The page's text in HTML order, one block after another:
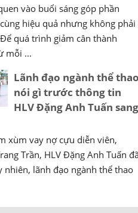
vào buổi sáng góp phần
hiệu quả nhưng không phải
quá trình giảm cân thành
mỗi ...
Lãnh đạo ngành thể thao
nói gì trước thông tin
HLV Đặng Anh Tuấn sang
xùm vay nợ cựu diễn viên,
Trần, HLV Đặng Anh Tuấn
nhiên, lãnh đạo ngành thể thao